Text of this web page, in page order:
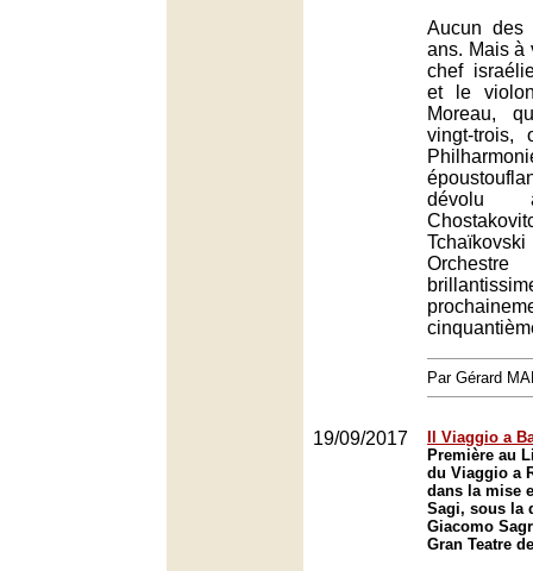
Aucun des
ans. Mais à
chef
et le
Moreau,
vingt-trois,
dévolu
Par Gérard
19/09/2017
Il Viaggio a
Première au
du Viaggio a
dans la mise
Sagi, sous la
Giacomo
Gran Teatre